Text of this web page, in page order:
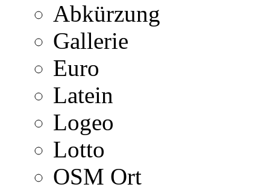
Abkürzung
Gallerie
Euro
Latein
Logeo
Lotto
OSM Ort